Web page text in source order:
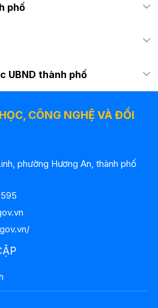
phố
UBND thành phố
CÔNG NGHỆ VÀ ĐỔI
phường Hương An, thành phố